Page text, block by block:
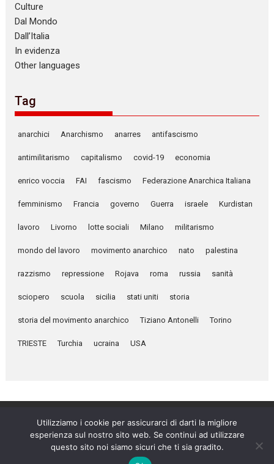
Culture
Dal Mondo
Dall’Italia
In evidenza
Other languages
Tag
anarchici Anarchismo anarres antifascismo
antimilitarismo capitalismo covid-19 economia
enrico voccia FAI fascismo Federazione Anarchica Italiana
femminismo Francia governo Guerra israele Kurdistan
lavoro Livorno lotte sociali Milano militarismo
mondo del lavoro movimento anarchico nato palestina
razzismo repressione Rojava roma russia sanità
sciopero scuola sicilia stati uniti storia
storia del movimento anarchico Tiziano Antonelli Torino
TRIESTE Turchia ucraina USA
Umanità Nova © 2026
Utilizziamo i cookie per assicurarci di darti la migliore
esperienza sul nostro sito web. Se continui ad utilizzare
questo sito noi siamo sicuri che ti sia gradito.